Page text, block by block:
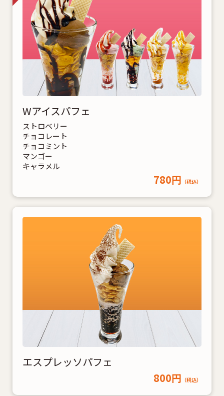
Wアイスパフェ
ストロベリー
チョコレート
チョコミント
マンゴー
キャラメル
780円 （税込）
エスプレッソパフェ
800円 （税込）